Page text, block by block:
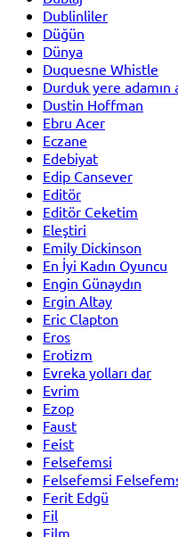
Dublinliler
Düğün
Dünya
Duquesne Whistle
Durduk yere adamın
Dustin Hoffman
Ebru Acer
Eczane
Edebiyat
Edip Cansever
Editör
Editör Ceketim
Eleştiri
Emily Dickinson
En İyi Kadın Oyuncu
Engin Günaydın
Ergin Altay
Eric Clapton
Eros
Erotizm
Evreka yolları dar
Evrim
Ezop
Faust
Feist
Felsefemsi
Felsefemsi
Ferit Edgü
Fil
Film